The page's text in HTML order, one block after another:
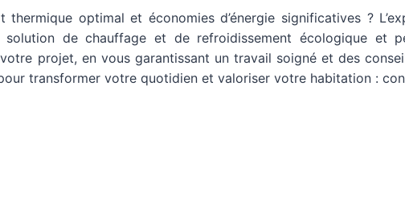
optimal et économies d’énergie significatives ?
de chauffage et de refroidissement écologique et
projet, en vous garantissant un travail soigné et des
transformer votre quotidien et valoriser votre habitation :